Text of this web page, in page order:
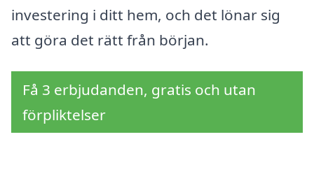
investering i ditt hem, och det lönar sig
att göra det rätt från början.
Få 3 erbjudanden, gratis och utan
förpliktelser